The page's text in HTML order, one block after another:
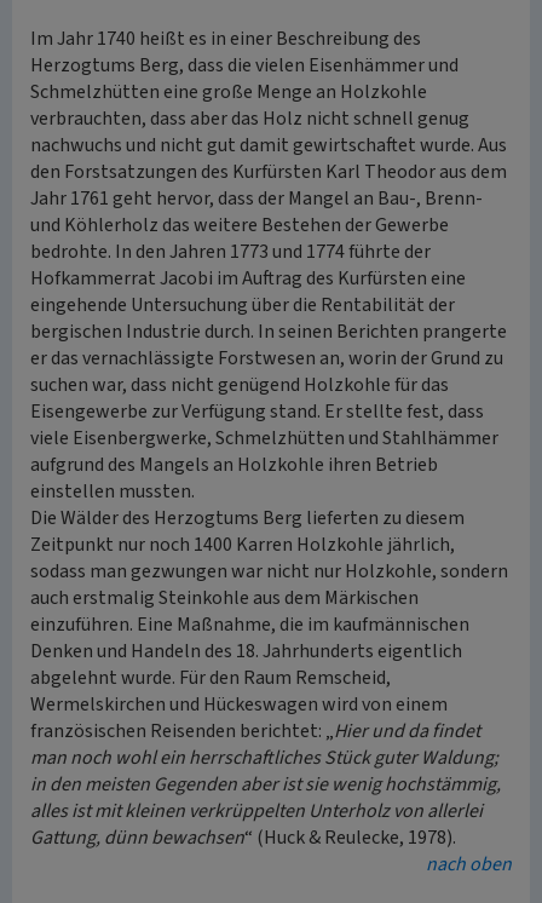
Im Jahr 1740 heißt es in einer Beschreibung des
Herzogtums Berg, dass die vielen Eisenhämmer und
Schmelzhütten eine große Menge an Holzkohle
verbrauchten, dass aber das Holz nicht schnell genug
nachwuchs und nicht gut damit gewirtschaftet wurde. Aus
den Forstsatzungen des Kurfürsten Karl Theodor aus dem
Jahr 1761 geht hervor, dass der Mangel an Bau-, Brenn-
und Köhlerholz das weitere Bestehen der Gewerbe
bedrohte. In den Jahren 1773 und 1774 führte der
Hofkammerrat Jacobi im Auftrag des Kurfürsten eine
eingehende Untersuchung über die Rentabilität der
bergischen Industrie durch. In seinen Berichten prangerte
er das vernachlässigte Forstwesen an, worin der Grund zu
suchen war, dass nicht genügend Holzkohle für das
Eisengewerbe zur Verfügung stand. Er stellte fest, dass
viele Eisenbergwerke, Schmelzhütten und Stahlhämmer
aufgrund des Mangels an Holzkohle ihren Betrieb
einstellen mussten.
Die Wälder des Herzogtums Berg lieferten zu diesem
Zeitpunkt nur noch 1400 Karren Holzkohle jährlich,
sodass man gezwungen war nicht nur Holzkohle, sondern
auch erstmalig Steinkohle aus dem Märkischen
einzuführen. Eine Maßnahme, die im kaufmännischen
Denken und Handeln des 18. Jahrhunderts eigentlich
abgelehnt wurde. Für den Raum Remscheid,
Wermelskirchen und Hückeswagen wird von einem
französischen Reisenden berichtet: „Hier und da findet
man noch wohl ein herrschaftliches Stück guter Waldung;
in den meisten Gegenden aber ist sie wenig hochstämmig,
alles ist mit kleinen verkrüppelten Unterholz von allerlei
Gattung, dünn bewachsen“ (Huck & Reulecke, 1978).
nach oben